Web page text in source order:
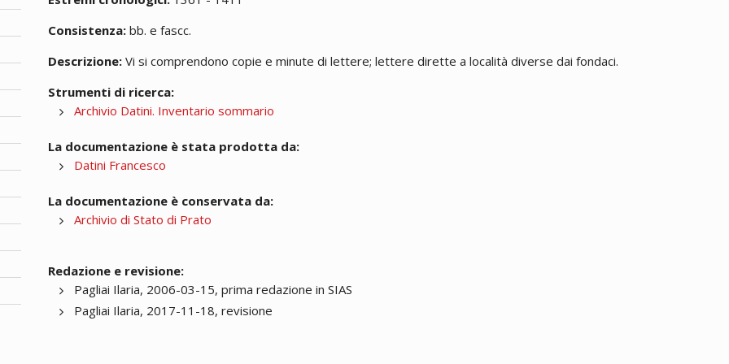
Consistenza: bb. e fascc.
Descrizione: Vi si comprendono copie e minute di lettere; lettere dirette a località diverse dai fondaci.
Strumenti di ricerca:
Archivio Datini. Inventario sommario
La documentazione è stata prodotta da:
Datini Francesco
La documentazione è conservata da:
Archivio di Stato di Prato
Redazione e revisione:
Pagliai Ilaria, 2006-03-15, prima redazione in SIAS
Pagliai Ilaria, 2017-11-18, revisione